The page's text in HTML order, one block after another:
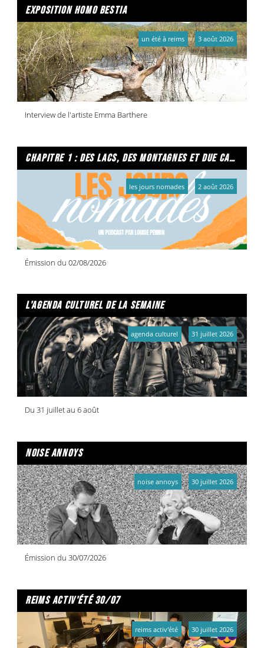
exposition homo bestia
Interview de l'artiste Emma Barthere
un été à reims 3 août 2026
chapitre 1 : des lacs, des montagnes et due caffe per favore
Émission du 02/08/2026
les jours nomades 2 août 2026
l'agenda culturel de la semaine
Du 31 juillet au 6 août
agenda culturel 31 juillet 2026
noise annoys
Émission du 30/07/2026
noise annoys 30 juillet 2026
reims activ'été 30/07
reims activ'été 30 juillet 2026